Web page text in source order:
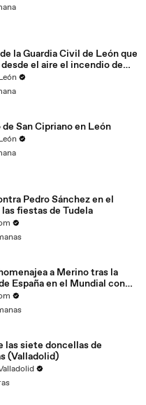
la Guardia Civil de León que
el aire el incendio de
San Cipriano en León
Pedro Sánchez en el
fiestas de Tudela
a Merino tras la
España en el Mundial con
que ha gritado "Viva San
las siete doncellas de
(Valladolid)